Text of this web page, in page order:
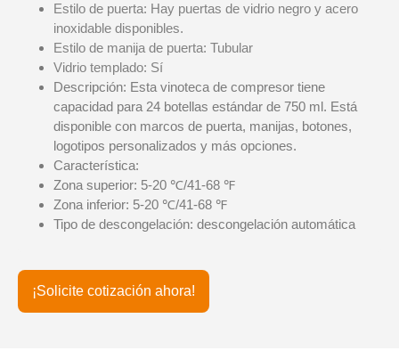
Estilo de puerta: Hay puertas de vidrio negro y acero
inoxidable disponibles.
Estilo de manija de puerta: Tubular
Vidrio templado: Sí
Descripción: Esta vinoteca de compresor tiene
capacidad para 24 botellas estándar de 750 ml. Está
disponible con marcos de puerta, manijas, botones,
logotipos personalizados y más opciones.
Característica:
Zona superior: 5-20 ℃/41-68 ℉
Zona inferior: 5-20 ℃/41-68 ℉
Tipo de descongelación: descongelación automática
¡Solicite cotización ahora!